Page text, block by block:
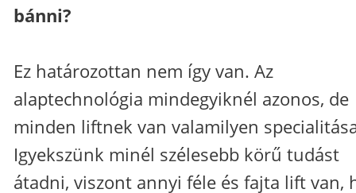
bánni?
Ez határozottan nem így van. Az
alaptechnológia mindegyiknél azonos, de
minden liftnek van valamilyen
Igyekszünk minél szélesebb körű tudást
átadni, viszont annyi féle és fajta lift van,